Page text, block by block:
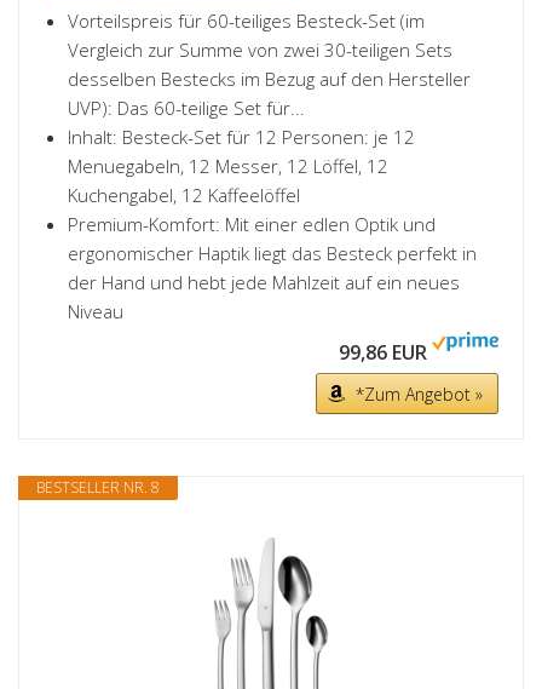
Vorteilspreis für 60-teiliges Besteck-Set (im
Vergleich zur Summe von zwei 30-teiligen Sets
desselben Bestecks im Bezug auf den Hersteller
UVP): Das 60-teilige Set für...
Inhalt: Besteck-Set für 12 Personen: je 12
Menuegabeln, 12 Messer, 12 Löffel, 12
Kuchengabel, 12 Kaffeelöffel
Premium-Komfort: Mit einer edlen Optik und
ergonomischer Haptik liegt das Besteck perfekt in
der Hand und hebt jede Mahlzeit auf ein neues
Niveau
99,86 EUR
*Zum Angebot »
BESTSELLER NR. 8